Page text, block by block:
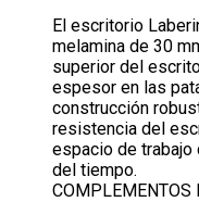
El escritorio
melamina de 30
superior del
espesor en las
construcción
resistencia del
espacio de
del tiempo.
COMPLEMENTOS